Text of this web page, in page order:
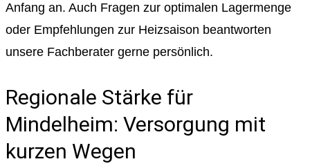
Anfang an. Auch Fragen zur optimalen Lagermenge
oder Empfehlungen zur Heizsaison beantworten
unsere Fachberater gerne persönlich.
Regionale Stärke für
Mindelheim: Versorgung mit
kurzen Wegen